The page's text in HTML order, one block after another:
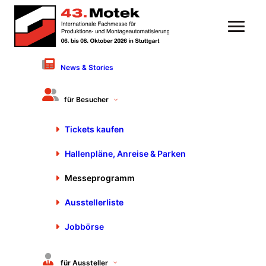
News & Stories
für Besucher
Tickets kaufen
Hallenpläne, Anreise & Parken
Messeprogramm
Ausstellerliste
Jobbörse
für Aussteller
Messeprogramm:
Fachvorträge und Webcasts
Die Leitmesse Motek lädt Sie herzlich ein,